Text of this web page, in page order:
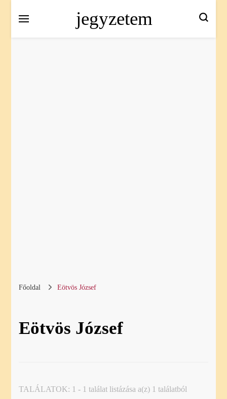
jegyzetem
Főoldal Eötvös József
Eötvös József
TALÁLATOK: 1 - 1 találat listázása a(z) 1 találatból